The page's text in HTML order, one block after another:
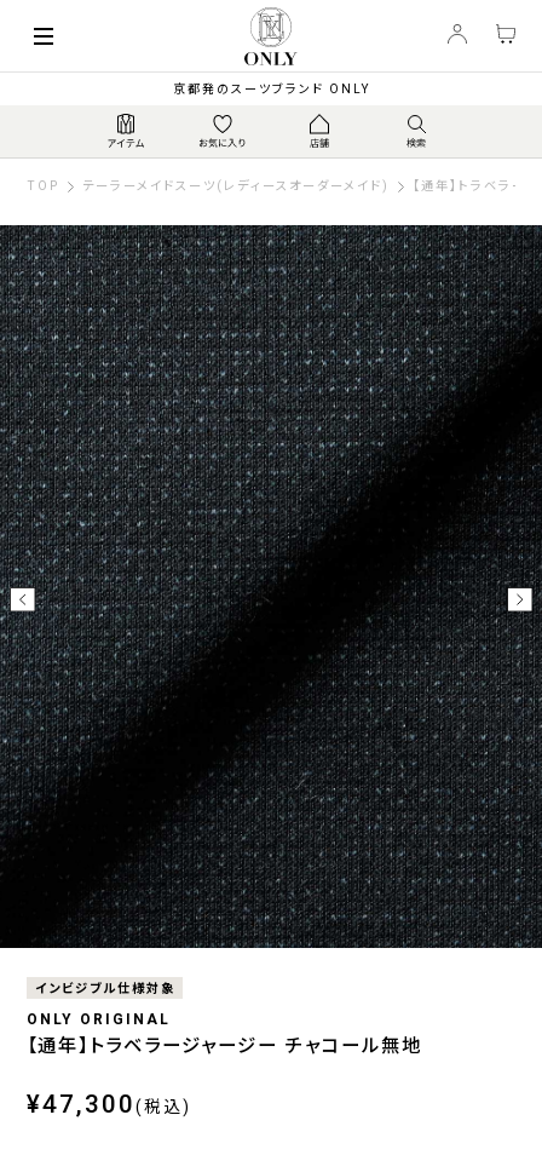
京都発のスーツブランド ONLY
TOP テーラーメイドスーツ(レディースオーダーメイド) 【通年】トラベラー
インビジブル仕様対象
ONLY ORIGINAL
【通年】トラベラージャージー チャコール無地
¥47,300(税込)